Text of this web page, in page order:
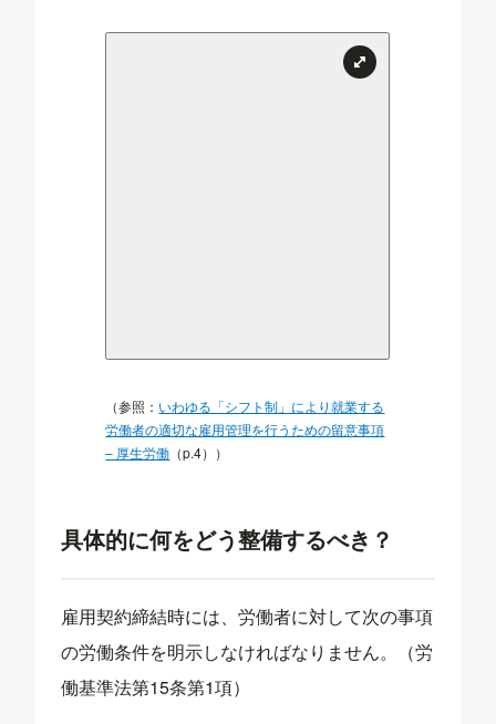
（参照： いわゆる「シフト制」により就業する
労働者の適切な雇用管理を行うための留意事項
– 厚生労働 （p.4））
具体的に何をどう整備するべき？
雇用契約締結時には、労働者に対して次の事項
の労働条件を明示しなければなりません。（労
働基準法第15条第1項）